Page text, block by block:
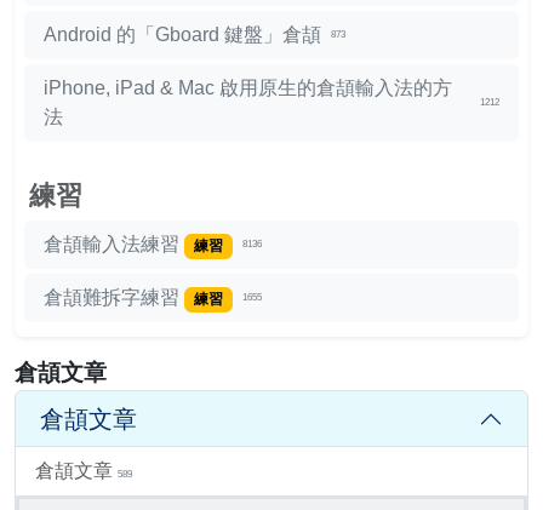
Android 的「Gboard 鍵盤」倉頡 873
iPhone, iPad & Mac 啟用原生的倉頡輸入法的方
法
1212
練習
倉頡輸入法練習 練習 8136
倉頡難拆字練習 練習 1655
倉頡文章
倉頡文章
倉頡文章 589